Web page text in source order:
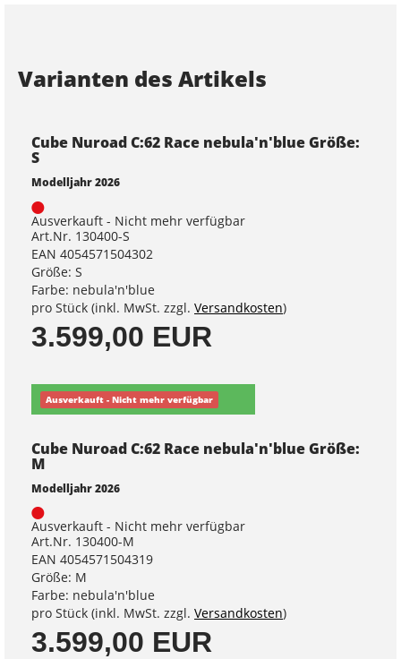
Varianten des Artikels
Cube Nuroad C:62 Race nebula'n'blue Größe:
S
Modelljahr 2026
Ausverkauft - Nicht mehr verfügbar
Art.Nr. 130400-S
EAN 4054571504302
Größe: S
Farbe: nebula'n'blue
pro Stück (inkl. MwSt. zzgl. Versandkosten)
3.599,00 EUR
Ausverkauft - Nicht mehr verfügbar
Cube Nuroad C:62 Race nebula'n'blue Größe:
M
Modelljahr 2026
Ausverkauft - Nicht mehr verfügbar
Art.Nr. 130400-M
EAN 4054571504319
Größe: M
Farbe: nebula'n'blue
pro Stück (inkl. MwSt. zzgl. Versandkosten)
3.599,00 EUR